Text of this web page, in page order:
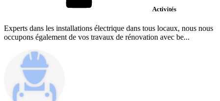
Activités
Experts dans les installations électrique dans tous locaux, nous nous
occupons également de vos travaux de rénovation avec be...